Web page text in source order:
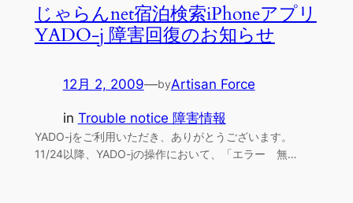
じゃらんnet宿泊検索iPhoneアプリ
YADO-j 障害回復のお知らせ
12月 2, 2009—byArtisan Force
in Trouble notice 障害情報
YADO-jをご利用いただき、ありがとうございます。
11/24以降、YADO-jの操作において、「エラー 無…